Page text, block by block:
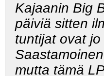
Kajaanin Big
päiviä sitten
tuntijat ovat
mutta tämä